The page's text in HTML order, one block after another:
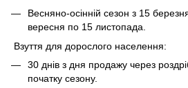
Весняно-осінній сезон з 15
вересня по 15 листопада.
Взуття для дорослого населення:
30 днів з дня продажу через
початку сезону.